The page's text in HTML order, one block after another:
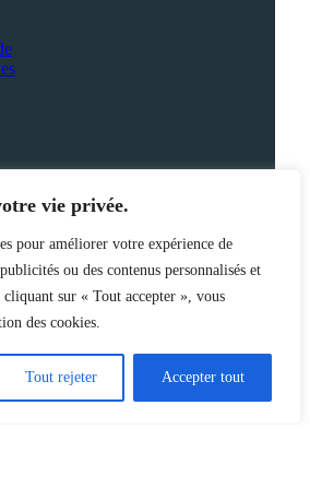
vie privée.
pour améliorer votre expérience de
ou des contenus personnalisés et
sur « Tout accepter », vous
des cookies.
Tout rejeter Accepter tout